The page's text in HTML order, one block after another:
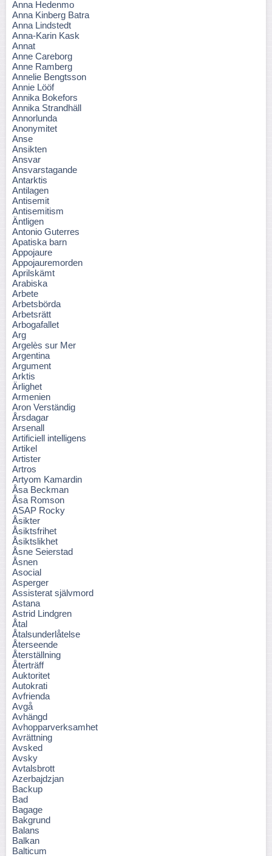
Anna Hedenmo
Anna Kinberg Batra
Anna Lindstedt
Anna-Karin Kask
Annat
Anne Careborg
Anne Ramberg
Annelie Bengtsson
Annie Lööf
Annika Bokefors
Annika Strandhäll
Annorlunda
Anonymitet
Anse
Ansikten
Ansvar
Ansvarstagande
Antarktis
Antilagen
Antisemit
Antisemitism
Äntligen
Antonio Guterres
Apatiska barn
Appojaure
Appojauremorden
Aprilskämt
Arabiska
Arbete
Arbetsbörda
Arbetsrätt
Arbogafallet
Arg
Argelès sur Mer
Argentina
Argument
Arktis
Ärlighet
Armenien
Aron Verständig
Årsdagar
Arsenall
Artificiell intelligens
Artikel
Artister
Artros
Artyom Kamardin
Åsa Beckman
Åsa Romson
ASAP Rocky
Åsikter
Åsiktsfrihet
Åsiktslikhet
Åsne Seierstad
Åsnen
Asocial
Asperger
Assisterat självmord
Astana
Astrid Lindgren
Åtal
Åtalsunderlåtelse
Återseende
Återställning
Återträff
Auktoritet
Autokrati
Avfrienda
Avgå
Avhängd
Avhopparverksamhet
Avrättning
Avsked
Avsky
Avtalsbrott
Azerbajdzjan
Backup
Bad
Bagage
Bakgrund
Balans
Balkan
Balticum